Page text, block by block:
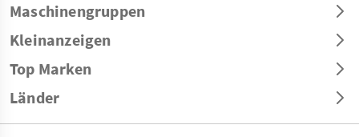
Maschinengruppen
Kleinanzeigen
Top Marken
Länder